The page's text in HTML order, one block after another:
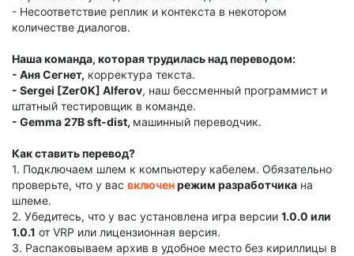
- Несоответствие реплик и контекста в некотором
количестве диалогов.
Наша команда, которая трудилась над переводом:
- Аня Сегнет, корректура текста.
- Sergei [Zer0K] Alferov, наш бессменный программист и
штатный тестировщик в команде.
- Gemma 27B sft-dist, машинный переводчик.
Как ставить перевод?
1. Подключаем шлем к компьютеру кабелем. Обязательно
проверьте, что у вас включенрежим разработчика на
шлеме.
2. Убедитесь, что у вас установлена игра версии 1.0.0 или
1.0.1 от VRP или лицензионная версия.
3. Распаковываем архив в удобное место без кириллицы в